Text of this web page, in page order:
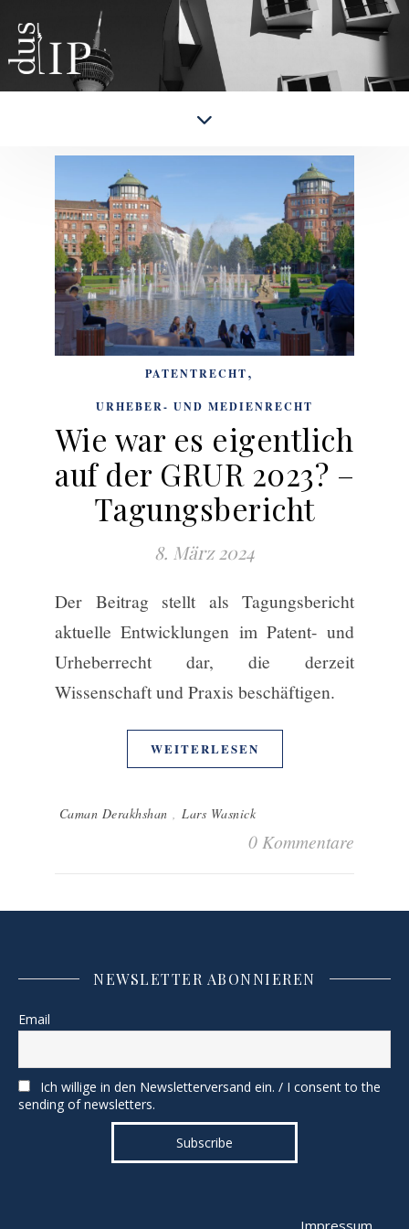
PATENTRECHT,
URHEBER- UND MEDIENRECHT
Wie war es eigentlich
auf der GRUR 2023? –
Tagungsbericht
8. März 2024
Der Beitrag stellt als Tagungsbericht
aktuelle Entwicklungen im Patent- und
Urheberrecht dar, die derzeit
Wissenschaft und Praxis beschäftigen.
WEITERLESEN
Caman Derakhshan Lars Wasnick
0 Kommentare
NEWSLETTER ABONNIEREN
Email
Ich willige in den Newsletterversand ein. / I consent to the
sending of newsletters.